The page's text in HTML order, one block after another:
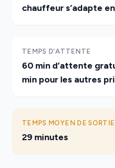
chauffeur s’adapte
TEMPS D’ATTENTE
60 min d’attente
min pour les autres
TEMPS MOYEN DE
29 minutes